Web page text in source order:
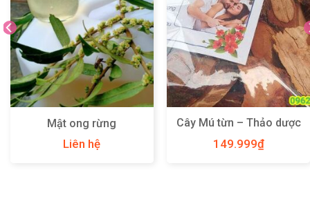
Mật ong rừng
Liên hệ
Cây Mú từn – Thảo dược
tự nhiên, lành tính – Bí
quyết duy trì phong độ
149.999₫